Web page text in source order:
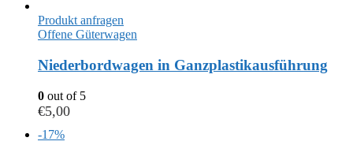
Produkt anfragen
Offene Güterwagen
Niederbordwagen in Ganzplastikausführung
0 out of 5
€5,00
-17%